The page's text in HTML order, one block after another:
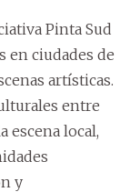
Pinta Sud
en ciudades de
artísticas.
entre
escena local,
y